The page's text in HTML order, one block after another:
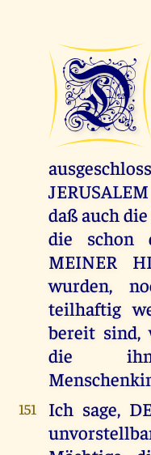
D
daß auch
die schon
MEINER
wurden,
teilhaftig
bereit sind,
die
151
Ich sage,